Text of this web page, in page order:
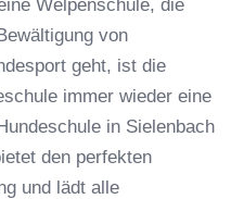
Welpenschule, die
von
geht, ist die
immer wieder eine
in Sielenbach
den perfekten
und lädt alle